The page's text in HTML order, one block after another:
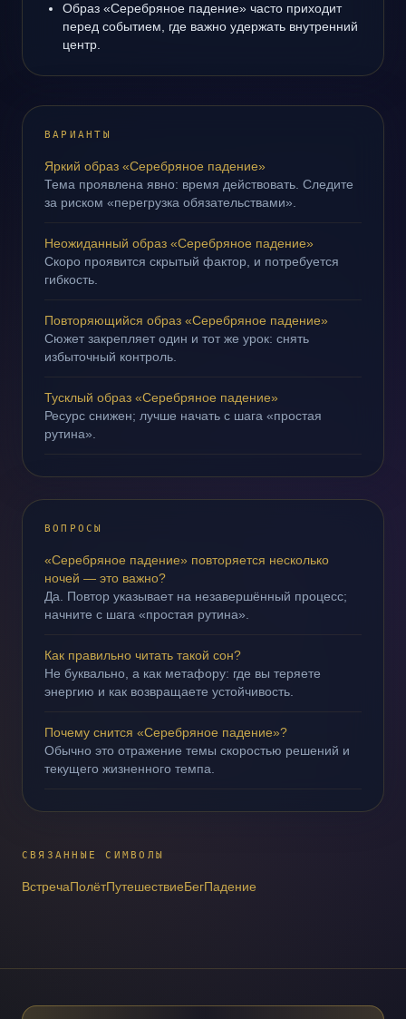
Образ «Серебряное падение» часто приходит
перед событием, где важно удержать внутренний
центр.
ВАРИАНТЫ
Яркий образ «Серебряное падение»
Тема проявлена явно: время действовать. Следите
за риском «перегрузка обязательствами».
Неожиданный образ «Серебряное падение»
Скоро проявится скрытый фактор, и потребуется
гибкость.
Повторяющийся образ «Серебряное падение»
Сюжет закрепляет один и тот же урок: снять
избыточный контроль.
Тусклый образ «Серебряное падение»
Ресурс снижен; лучше начать с шага «простая
рутина».
ВОПРОСЫ
«Серебряное падение» повторяется несколько
ночей — это важно?
Да. Повтор указывает на незавершённый процесс;
начните с шага «простая рутина».
Как правильно читать такой сон?
Не буквально, а как метафору: где вы теряете
энергию и как возвращаете устойчивость.
Почему снится «Серебряное падение»?
Обычно это отражение темы скоростью решений и
текущего жизненного темпа.
СВЯЗАННЫЕ СИМВОЛЫ
ВстречаПолётПутешествиеБегПадение